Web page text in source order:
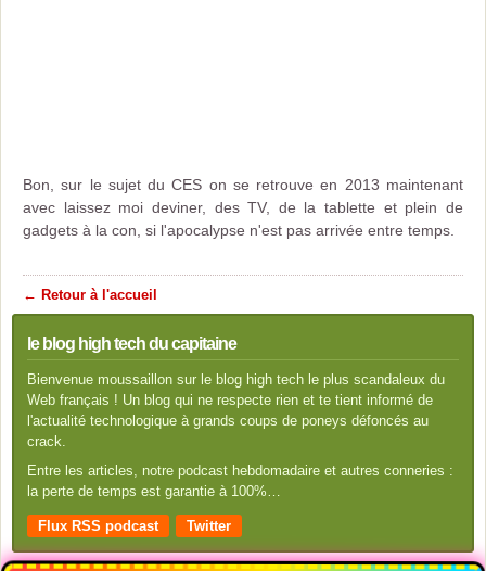
Bon, sur le sujet du CES on se retrouve en 2013 maintenant
avec laissez moi deviner, des TV, de la tablette et plein de
gadgets à la con, si l'apocalypse n'est pas arrivée entre temps.
← Retour à l'accueil
le blog high tech du capitaine
Bienvenue moussaillon sur le blog high tech le plus scandaleux du
Web français ! Un blog qui ne respecte rien et te tient informé de
l'actualité technologique à grands coups de poneys défoncés au
crack.
Entre les articles, notre podcast hebdomadaire et autres conneries :
la perte de temps est garantie à 100%…
Flux RSS podcast Twitter